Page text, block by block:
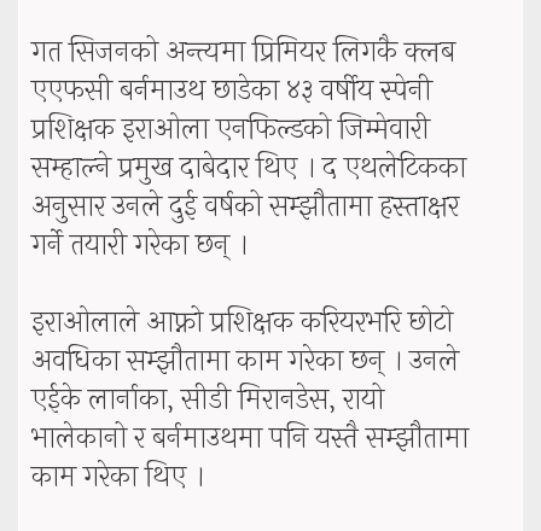
गत सिजनको अन्त्यमा प्रिमियर लिगकै क्लब
एएफसी बर्नमाउथ छाडेका ४३ वर्षीय स्पेनी
प्रशिक्षक इराओला एनफिल्डको जिम्मेवारी
सम्हाल्ने प्रमुख दाबेदार थिए । द एथलेटिकका
अनुसार उनले दुई वर्षको सम्झौतामा हस्ताक्षर
गर्ने तयारी गरेका छन् ।
इराओलाले आफ्नो प्रशिक्षक करियरभरि छोटो
अवधिका सम्झौतामा काम गरेका छन् । उनले
एईके लार्नाका, सीडी मिरानडेस, रायो
भालेकानो र बर्नमाउथमा पनि यस्तै सम्झौतामा
काम गरेका थिए ।